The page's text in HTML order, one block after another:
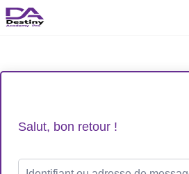
Skip
to
Salut, bon retour !